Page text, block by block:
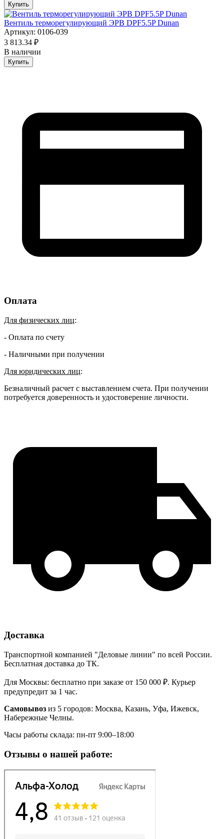
Купить
Вентиль терморегулирующий ЭРВ DPF5.5P Dunan
Артикул: 0106-039
3 813.34 ₽
В наличии
Купить
Оплата
Для физических лиц:
- Оплата по счету
- Наличными при получении
Для юридических лиц:
Безналичный расчет с выставлением счета. При получении
потребуется доверенность и удостоверение личности.
Доставка
Транспортной компанией "Деловые линии" по всей России.
Бесплатная доставка до ТК.
Для Москвы: бесплатно при заказе от 150 000 ₽. Курьер
предупредит за 1 час.
Самовывоз из 5 городов: Москва, Казань, Уфа, Ижевск,
Набережные Челны.
Часы работы склада: пн-пт 9:00–18:00
Отзывы о нашей работе: